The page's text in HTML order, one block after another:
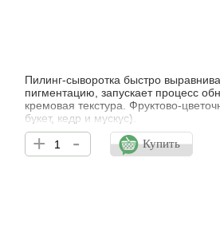
Пилинг-сыворотка быстро
пигментацию, запускает процесс
кремовая текстура. Фруктово-
букет, кедр и мускус).
+ - Купить